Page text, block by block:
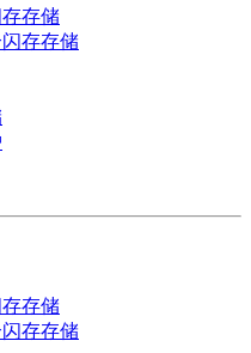
存储
存存储
存储
存存储